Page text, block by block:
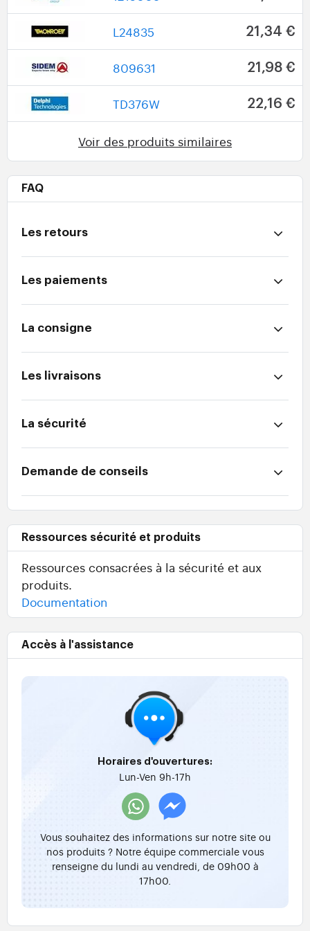
L24835 21,34 €
809631 21,98 €
TD376W 22,16 €
Voir des produits similaires
FAQ
Les retours
Les paiements
La consigne
Les livraisons
La sécurité
Demande de conseils
Ressources sécurité et produits
Ressources consacrées à la sécurité et aux
produits.
Documentation
Accès à l'assistance
Horaires d'ouvertures:
Lun-Ven 9h-17h
Vous souhaitez des informations sur notre site ou
nos produits ? Notre équipe commerciale vous
renseigne du lundi au vendredi, de 09h00 à
17h00.